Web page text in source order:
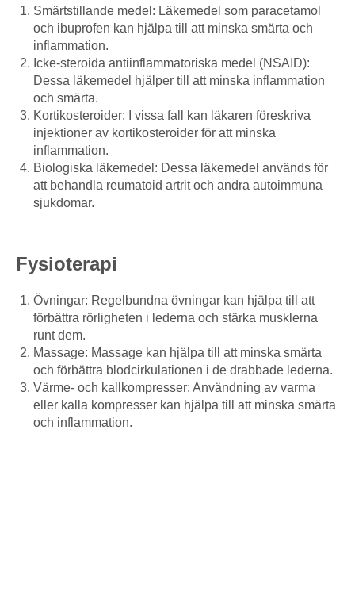
Smärtstillande medel: Läkemedel som paracetamol
och ibuprofen kan hjälpa till att minska smärta och
inflammation.
Icke-steroida antiinflammatoriska medel (NSAID):
Dessa läkemedel hjälper till att minska inflammation
och smärta.
Kortikosteroider: I vissa fall kan läkaren föreskriva
injektioner av kortikosteroider för att minska
inflammation.
Biologiska läkemedel: Dessa läkemedel används för
att behandla reumatoid artrit och andra autoimmuna
sjukdomar.
Fysioterapi
Övningar: Regelbundna övningar kan hjälpa till att
förbättra rörligheten i lederna och stärka musklerna
runt dem.
Massage: Massage kan hjälpa till att minska smärta
och förbättra blodcirkulationen i de drabbade lederna.
Värme- och kallkompresser: Användning av varma
eller kalla kompresser kan hjälpa till att minska smärta
och inflammation.